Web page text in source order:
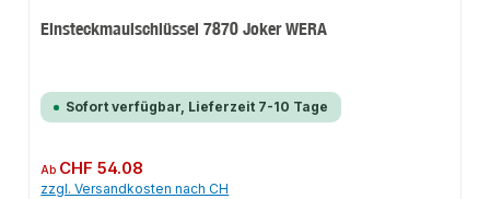
Einsteckmaulschlüssel 7870 Joker WERA
Sofort verfügbar, Lieferzeit 7-10 Tage
Regulärer Preis:
Ab CHF 54.08
zzgl. Versandkosten nach CH